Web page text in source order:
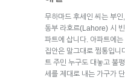
무하마드 후세인 씨는 부
동부 라호르(Lahore) 시
파트에 삽니다. 아파트에
집안은 말그대로 찜통입니
트 주민 누구도 대놓고 불
세를 제대로 내는 가구가